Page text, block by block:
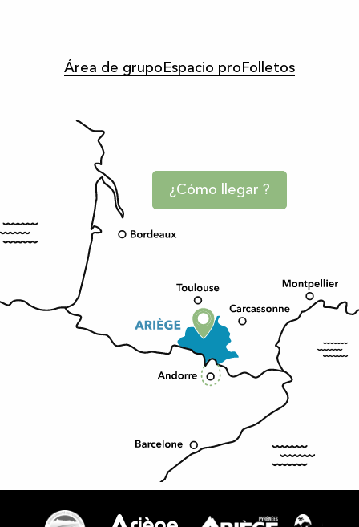
Área de grupo Espacio pro Folletos
¿Cómo llegar ?